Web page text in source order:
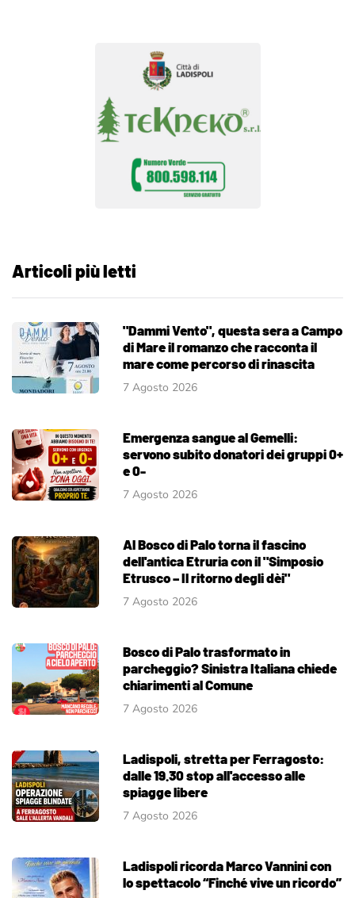
Articoli più letti
"Dammi Vento", questa sera a Campo
di Mare il romanzo che racconta il
mare come percorso di rinascita
7 Agosto 2026
Emergenza sangue al Gemelli:
servono subito donatori dei gruppi 0+
e 0-
7 Agosto 2026
Al Bosco di Palo torna il fascino
dell'antica Etruria con il "Simposio
Etrusco – Il ritorno degli dèi"
7 Agosto 2026
Bosco di Palo trasformato in
parcheggio? Sinistra Italiana chiede
chiarimenti al Comune
7 Agosto 2026
Ladispoli, stretta per Ferragosto:
dalle 19.30 stop all'accesso alle
spiagge libere
7 Agosto 2026
Ladispoli ricorda Marco Vannini con
lo spettacolo “Finché vive un ricordo”